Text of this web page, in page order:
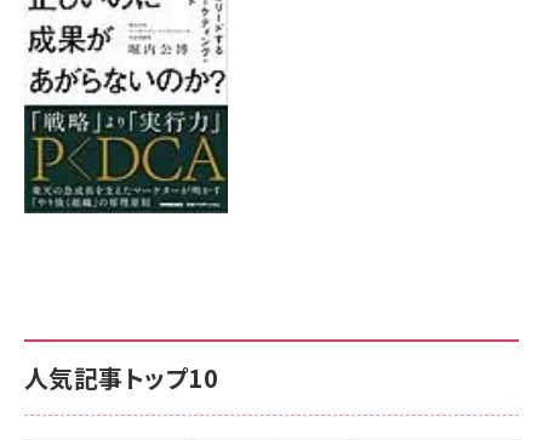
人気記事トップ10
8月7日 10:00